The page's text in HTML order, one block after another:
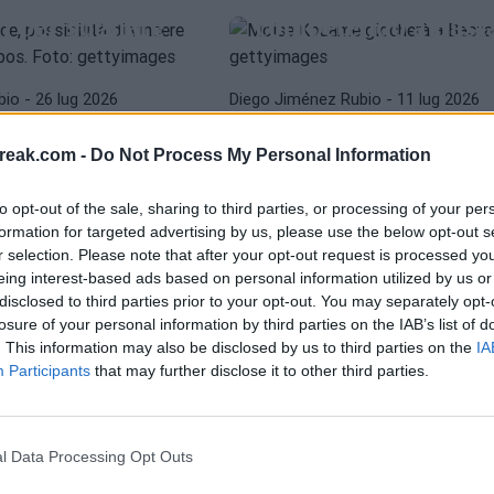
- Do Not Process My Personal Information
opt-out of the sale, sharing to third parties, or processing of your
for targeted advertising by us, please use the below opt-out
selection. Please note that after your opt-out request is processed
interest-based ads based on personal information utilized by us
to third parties prior to your opt-out. You may separately
of your personal information by third parties on the IAB’s list of
This information may also be disclosed by us to third parties on the
Participants that may further disclose it to other third parties.
Data Processing Opt Outs
per sognare
- 26 lug 2026
competendo a
Diego Jiménez Rubio - 11 lug 2026
Non lo so,
a
- 6 lug 2026
ATP ARTHUR FERY
Dimitrov dorme
ingigantisce la sua
storia a Wimbledon
Fernando Murciego- 6 lug 2026
trionfo
"Sto